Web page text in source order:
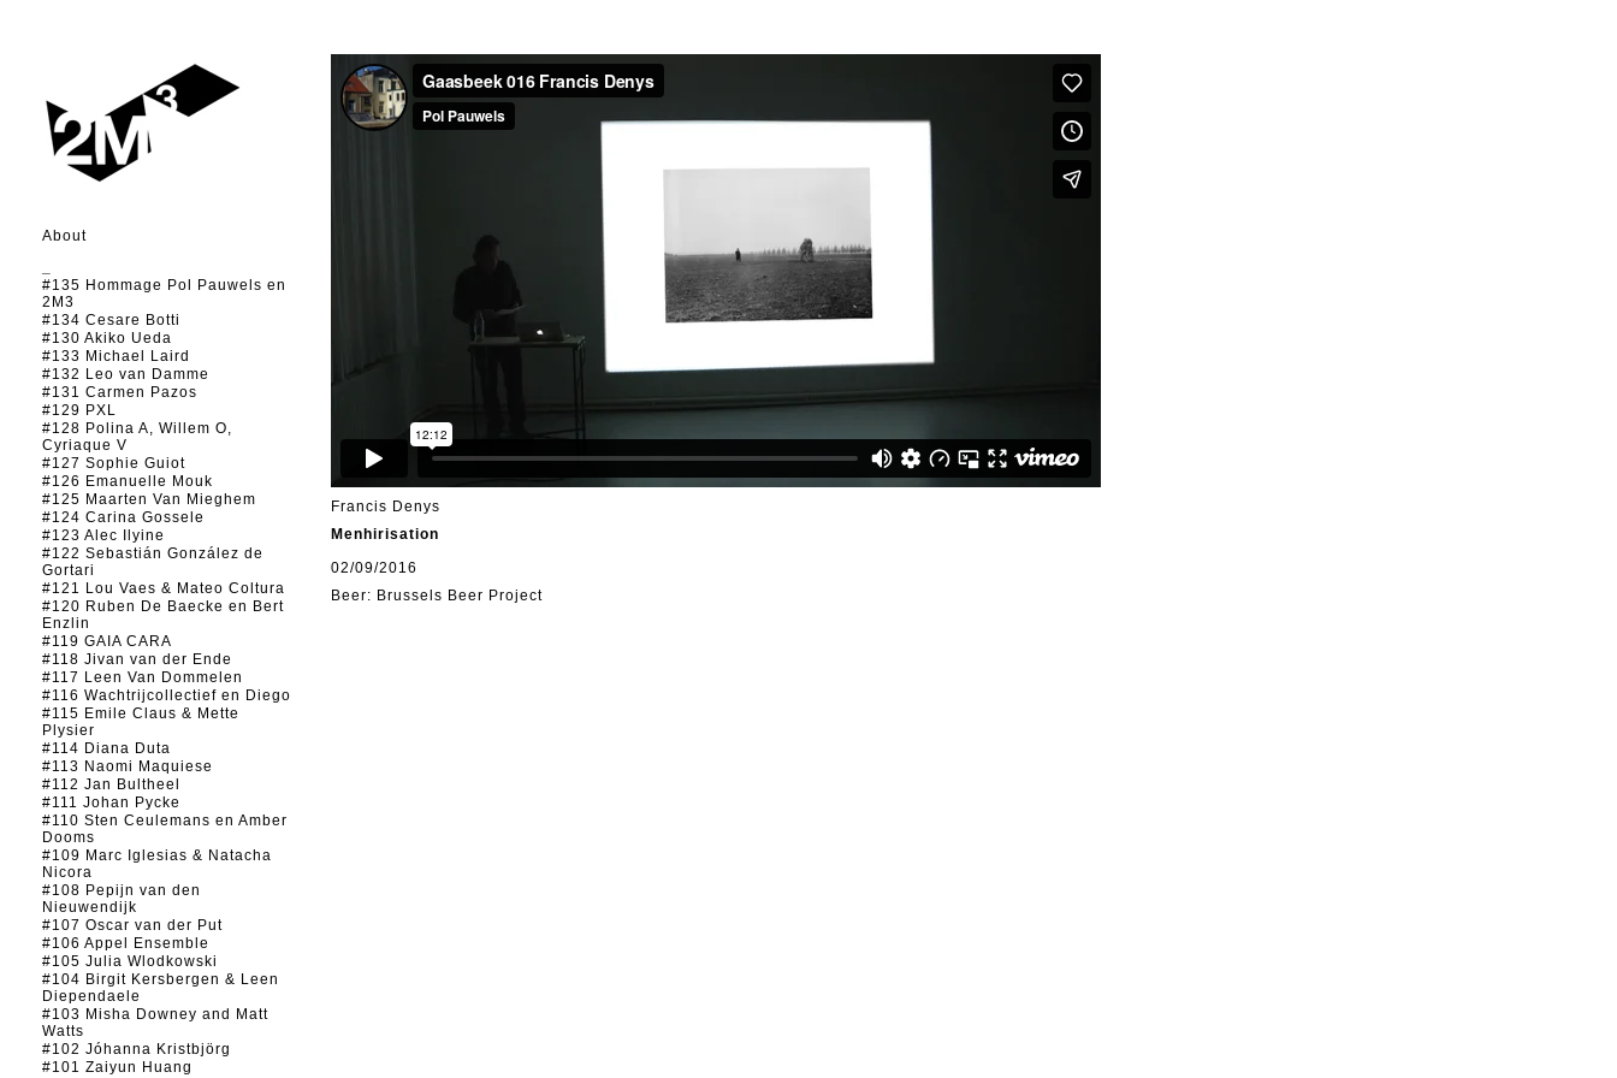
About
#135 Hommage Pol Pauwels en
2M3
#134 Cesare Botti
#130 Akiko Ueda
#133 Michael Laird
#132 Leo van Damme
#131 Carmen Pazos
#129 PXL
#128 Polina A, Willem O,
Cyriaque V
#127 Sophie Guiot
#126 Emanuelle Mouk
#125 Maarten Van Mieghem
#124 Carina Gossele
#123 Alec Ilyine
#122 Sebastián González de
Gortari
#121 Lou Vaes & Mateo Coltura
#120 Ruben De Baecke en Bert
Enzlin
#119 GAIA CARA
#118 Jivan van der Ende
#117 Leen Van Dommelen
#116 Wachtrijcollectief en Diego
#115 Emile Claus & Mette
Plysier
#114 Diana Duta
#113 Naomi Maquiese
#112 Jan Bultheel
#111 Johan Pycke
#110 Sten Ceulemans en Amber
Dooms
#109 Marc Iglesias & Natacha
Nicora
#108 Pepijn van den
Nieuwendijk
#107 Oscar van der Put
#106 Appel Ensemble
#105 Julia Wlodkowski
#104 Birgit Kersbergen & Leen
Diependaele
#103 Misha Downey and Matt
Watts
#102 Jóhanna Kristbjörg
#101 Zaiyun Huang
Francis Denys
Menhirisation
02/09/2016
Beer: Brussels Beer Project